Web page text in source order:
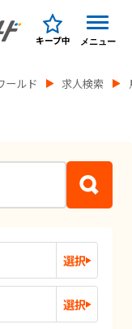
キープ中 メニュー
ールド 求人検索
選択
選択